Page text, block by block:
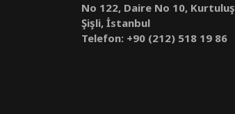
No 122, Daire No 10, Kurtuluş
Şişli, İstanbul
Telefon: +90 (212) 518 19 86